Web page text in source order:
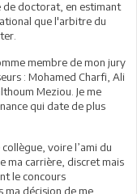
de doctorat, en estimant
que l'arbitre du
membre de mon jury
: Mohamed Charfi, Ali
Meziou. Je me
qui date de plus
voire l’ami du
ma carrière, discret mais
le concours
ma décision de me